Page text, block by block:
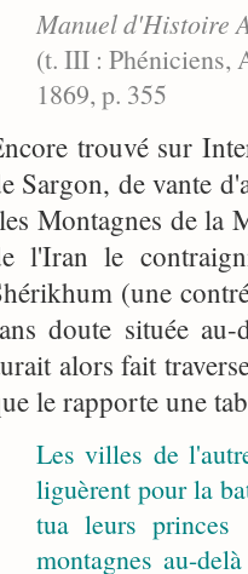
Manuel d'Histoire
(t. III : Phéniciens,
1869, p. 355
trouvé sur
Sargon, de vante
Montagnes de la
l'Iran le
(une
doute située
alors fait
le rapporte une
Les villes de
liguèrent pour la
tua leurs princes
montagnes au-